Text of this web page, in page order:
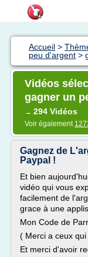
Accueil >
peu d'argent >
Vidéos
gagner un
→ 294 Vidéos
Voir également
Gagnez de
Paypal !
Et bien
vidéo qui vous
facilement de
grace à une
Mon Code de
( Merci a ceux
Et merci d'avoir